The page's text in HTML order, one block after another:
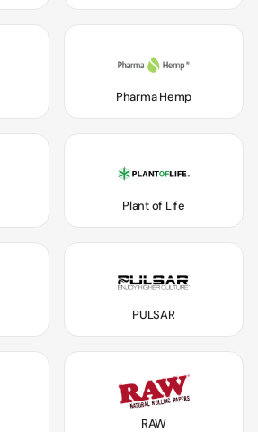
Pharma Hemp
Plant of Life
PULSAR
RAW